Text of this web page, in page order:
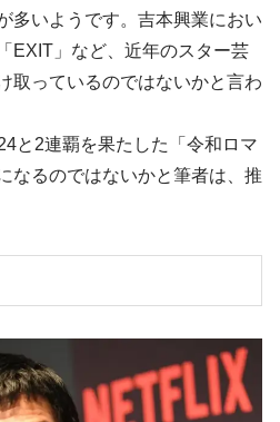
多いようです。吉本興業におい
EXIT」など、近年のスター芸
取っているのではないかと言わ
と2連覇を果たした「令和ロマ
なるのではないかと筆者は、推